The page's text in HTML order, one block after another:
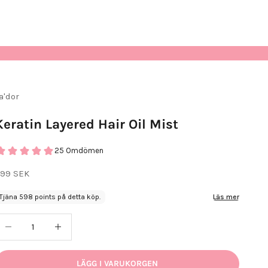
Layered Hair Oil Mist
25 Omdömen
pris
SEK
Tjäna 598 points på detta köp. Läs mer
LÄGG I VARUKORGEN